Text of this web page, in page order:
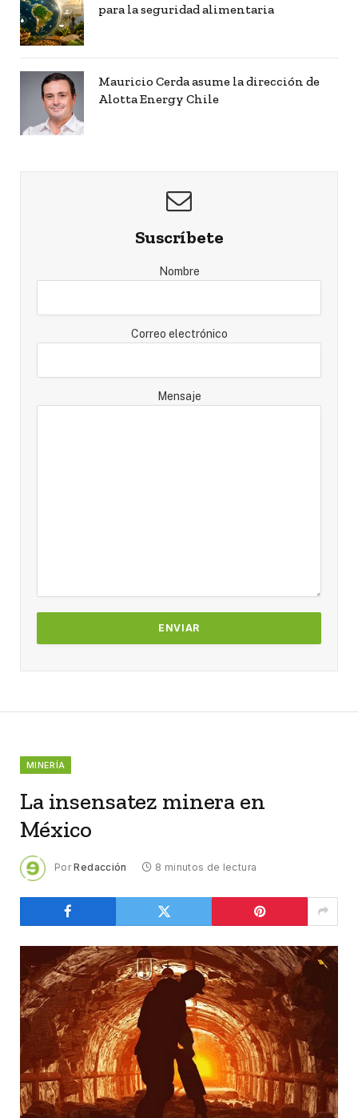
para la seguridad alimentaria
Mauricio Cerda asume la dirección de
Alotta Energy Chile
Suscríbete
Nombre
Correo electrónico
Mensaje
MINERÍA
La insensatez minera en
México
Por Redacción 8 minutos de lectura